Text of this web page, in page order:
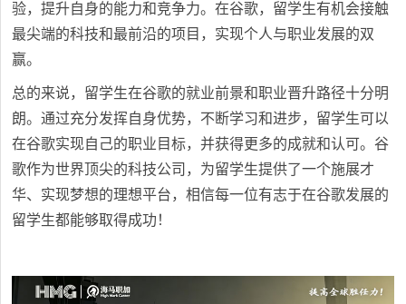
验，提升自身的能力和竞争力。在谷歌，留学生有机会接触
最尖端的科技和最前沿的项目，实现个人与职业发展的双
赢。
总的来说，留学生在谷歌的就业前景和职业晋升路径十分明
朗。通过充分发挥自身优势，不断学习和进步，留学生可以
在谷歌实现自己的职业目标，并获得更多的成就和认可。谷
歌作为世界顶尖的科技公司，为留学生提供了一个施展才
华、实现梦想的理想平台，相信每一位有志于在谷歌发展的
留学生都能够取得成功！